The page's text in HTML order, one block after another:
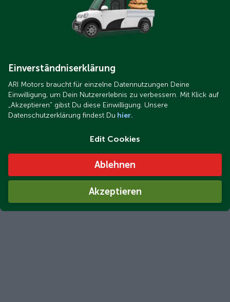
Einverständniserklärung
ARI Motors braucht für einzelne Datennutzungen Deine
Einwilligung, um Dein Nutzererlebnis zu verbessern. Mit Klick auf
„Akzeptieren“ gibst Du diese Einwilligung. Unsere
Datenschutzerklärung findest Du hier.
Edit Cookies
Ablehnen
Akzeptieren